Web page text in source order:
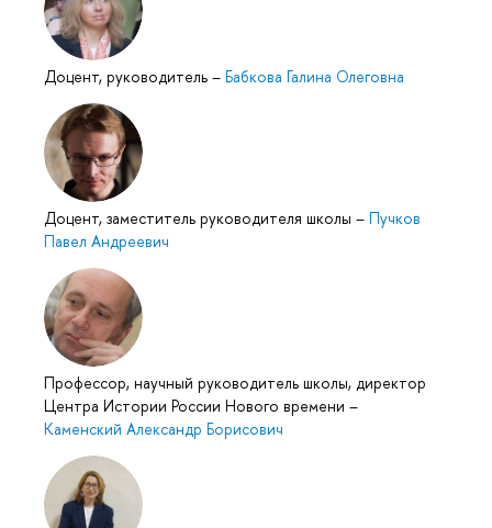
Доцент, руководитель – Бабкова Галина Олеговна
Доцент, заместитель руководителя школы – Пучков
Павел Андреевич
Профессор, научный руководитель школы, директор
Центра Истории России Нового времени –
Каменский Александр Борисович